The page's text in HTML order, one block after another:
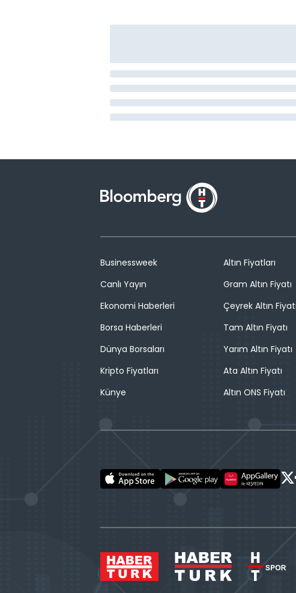
Businessweek
Canlı Yayın
Ekonomi Haberleri
Borsa Haberleri
Dünya Borsaları
Kripto Fiyatları
Künye
Altın Fiyatları
Gram Altın Fiyatı
Çeyrek Altın Fiyatı
Tam Altın Fiyatı
Yarım Altın Fiyatı
Ata Altın Fiyatı
Altın ONS Fiyatı